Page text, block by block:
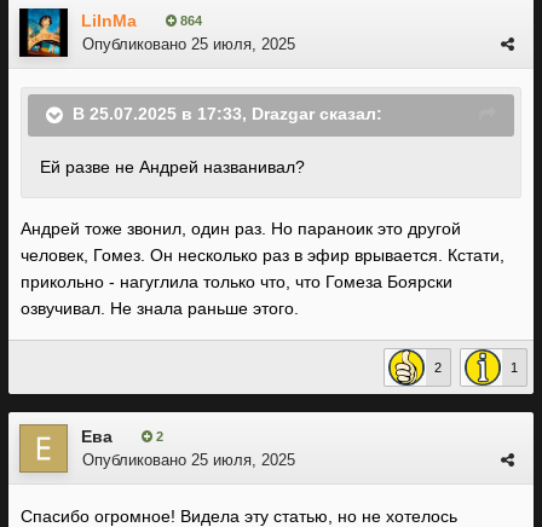
LiInMa 864
Опубликовано 25 июля, 2025
В 25.07.2025 в 17:33, Drazgar сказал:
Ей разве не Андрей названивал?
Андрей тоже звонил, один раз. Но параноик это другой
человек, Гомез. Он несколько раз в эфир врывается. Кстати,
прикольно - нагуглила только что, что Гомеза Боярски
озвучивал. Не знала раньше этого.
2 1
Ева 2
Опубликовано 25 июля, 2025
Спасибо огромное! Видела эту статью, но не хотелось